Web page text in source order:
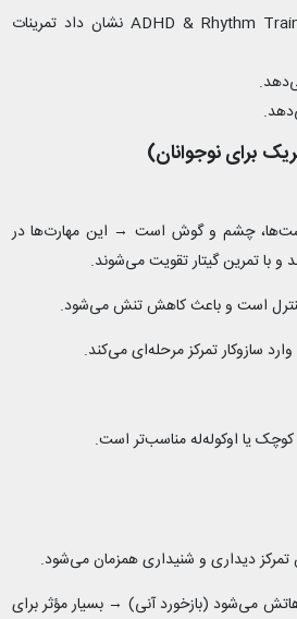
تحقیقات ADHD & Rhythm Training Study (2019) نشان داد تمرینات
چشم و گوش است → این مهارت‌ها در
کنترل است و باعث کاهش تنش می‌شود.
سازوکار تمرکز مرحله‌ای می‌کند.
کوچک یا اوکوله‌له مناسب‌تر است.
تمرکز دیداری و شنیداری همزمان می‌شود.
می‌شود (بازخورد آنی) → بسیار مؤثر برای